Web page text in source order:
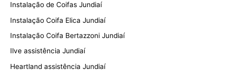
Instalação de Coifas Jundiaí
Instalação Coifa Elica Jundiaí
Instalação Coifa Bertazzoni Jundiaí
Ilve assistência Jundiaí
Heartland assistência Jundiaí